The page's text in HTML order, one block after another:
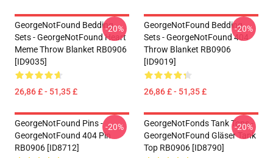
GeorgeNotFound Bedding
Sets - GeorgeNotFound Heart
Meme Throw Blanket RB0906
[ID9035]
26,86 £ - 51,35 £
-20%
GeorgeNotFound Bedding
Sets - GeorgeNotFound 404
Throw Blanket RB0906
[ID9019]
26,86 £ - 51,35 £
-20%
GeorgeNotFound Pins -
GeorgeNotFound 404 Pin
RB0906 [ID8712]
-20%
GeorgeNotFonds Tank Tops -
GeorgeNotFound Gläser Tank
Top RB0906 [ID8790]
-20%